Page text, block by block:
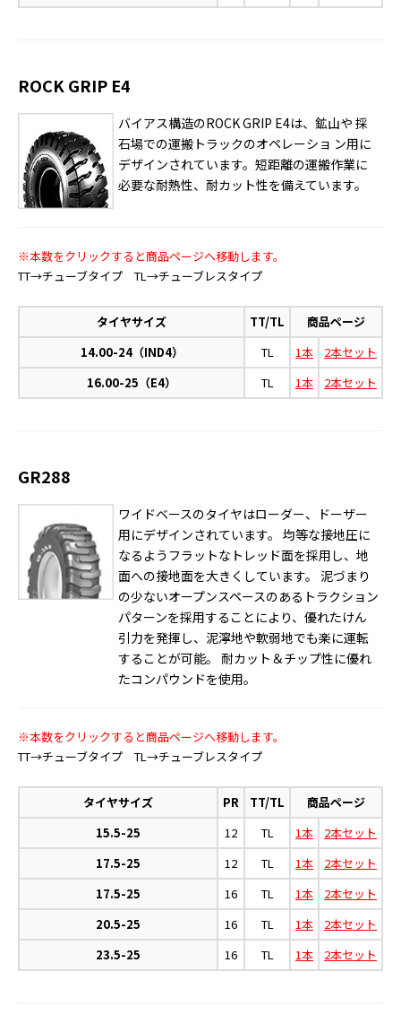
ROCK GRIP E4
バイアス構造のROCK GRIP E4は、鉱山や 採
石場での運搬トラックのオペレーショ ン用に
デザインされています。短距離の運搬作業に
必要な耐熱性、耐カット性を備えています。
※本数をクリックすると商品ページへ移動します。
TT→チューブタイプ TL→チューブレスタイプ
タイヤサイズ TT/TL
商品ページ
14.00-24（IND4）
TL 1本
2本セット
16.00-25（E4）
TL 1本 2本セット
GR288
ワイドベースのタイヤはローダー、ドーザー
用にデザインされています。 均等な接地圧に
なるようフラットなトレッド面を採用し、地
面への接地面を大きくしています。 泥づまり
の少ないオープンスペースのあるトラクション
パターンを採用することにより、優れたけん
引力を発揮し、泥濘地や軟弱地でも楽に運転
することが可能。 耐カット＆チップ性に優れ
たコンパウンドを使用。
※本数をクリックすると商品ページへ移動します。
TT→チューブタイプ TL→チューブレスタイプ
タイヤサイズ PR TT/TL
商品ページ
15.5-25
12 TL 1本
2本セット
17.5-25
12 TL 1本
2本セット
17.5-25
16 TL 1本
2本セット
20.5-25
16 TL 1本
2本セット
23.5-25
16 TL 1本 2本セット